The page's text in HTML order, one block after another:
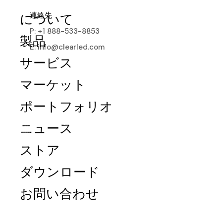
について
製品
サービス
マーケット
ポートフォリオ
ニュース
ストア
ダウンロード
お問い合わせ
連絡先
P: +1 888-533-8853
E: info@clearled.com
Wall
world-class transparent LED displays.